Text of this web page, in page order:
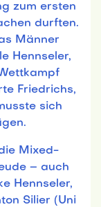
zum ersten
durften.
Männer
Hennseler,
Friedrichs,
sich
Mixed-
– auch
Hennseler,
Silier (Uni